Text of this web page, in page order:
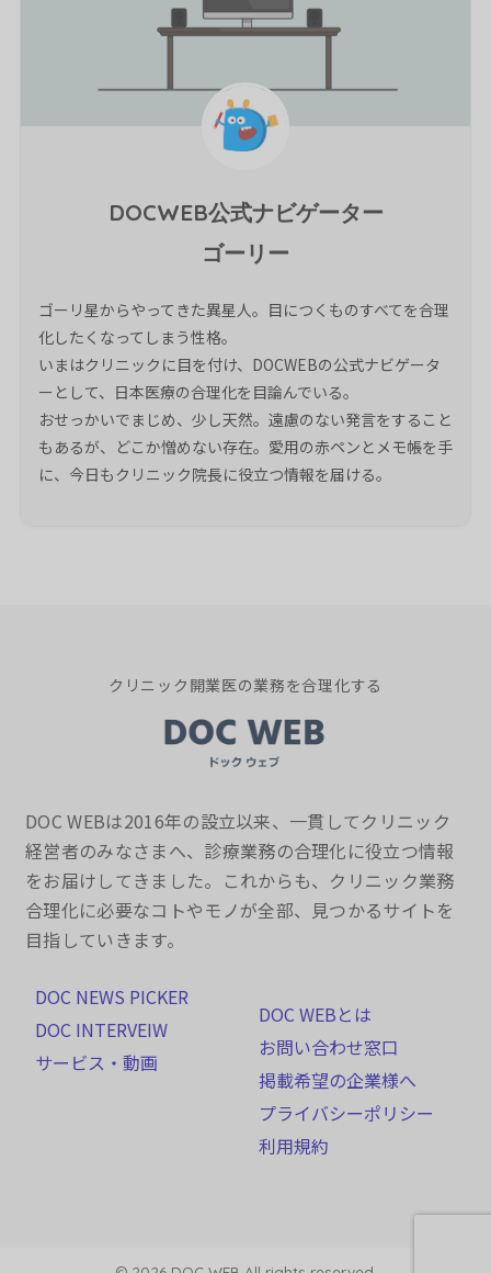
DOCWEB公式ナビゲーター
ゴーリー
ゴーリ星からやってきた異星人。目につくものすべてを合理
化したくなってしまう性格。
いまはクリニックに目を付け、DOCWEBの公式ナビゲータ
ーとして、日本医療の合理化を目論んでいる。
おせっかいでまじめ、少し天然。遠慮のない発言をすること
もあるが、どこか憎めない存在。愛用の赤ペンとメモ帳を手
に、今日もクリニック院長に役立つ情報を届ける。
クリニック開業医の業務を合理化する
DOC WEBは2016年の設立以来、一貫してクリニック
経営者のみなさまへ、診療業務の合理化に役立つ情報
をお届けしてきました。これからも、クリニック業務
合理化に必要なコトやモノが全部、見つかるサイトを
目指していきます。
DOC NEWS PICKER
DOC INTERVEIW
サービス・動画
DOC WEBとは
お問い合わせ窓口
掲載希望の企業様へ
プライバシーポリシー
利用規約